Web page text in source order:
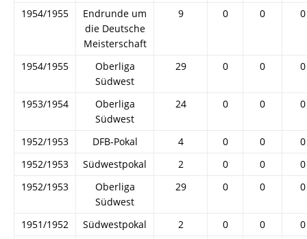
1954/1955
Endrunde um
die Deutsche
Meisterschaft
9 0 0 0
1954/1955
Oberliga
Südwest
29 0 0 0
1953/1954
Oberliga
Südwest
24 0 0 0
1952/1953 DFB-Pokal 4 0 0
0
1952/1953
Südwestpokal 2 0 0
0
1952/1953
Oberliga
Südwest
29 0 0 0
1951/1952 Südwestpokal 2 0 0
0